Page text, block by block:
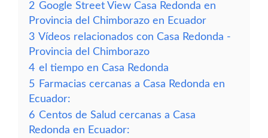
2 Google Street View Casa Redonda en
Provincia del Chimborazo en Ecuador
3 Vídeos relacionados con Casa Redonda -
Provincia del Chimborazo
4 el tiempo en Casa Redonda
5 Farmacias cercanas a Casa Redonda en
Ecuador:
6 Centos de Salud cercanas a Casa
Redonda en Ecuador: